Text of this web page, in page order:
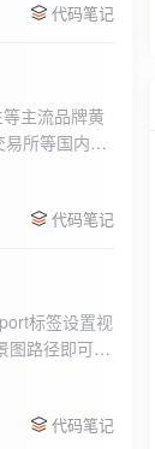
动滚动到最
代码笔记
主流品牌黄
所等国内黄
代码笔记
标签设置视
图路径即可。
代码笔记